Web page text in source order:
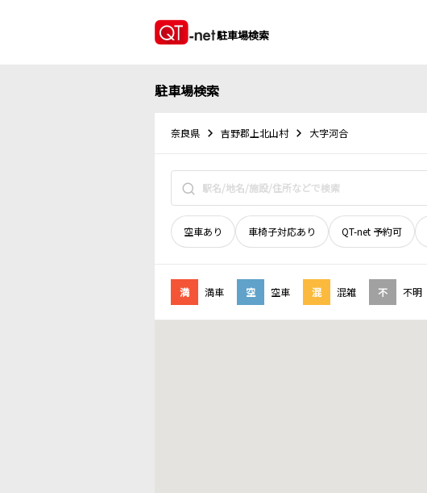
駐車場検索
駐車場検索
奈良県 吉野郡上北山村 大字河合
空車あり 車椅子対応あり QT-net 予約可
満 満車 空 空車 混 混雑 不 不明